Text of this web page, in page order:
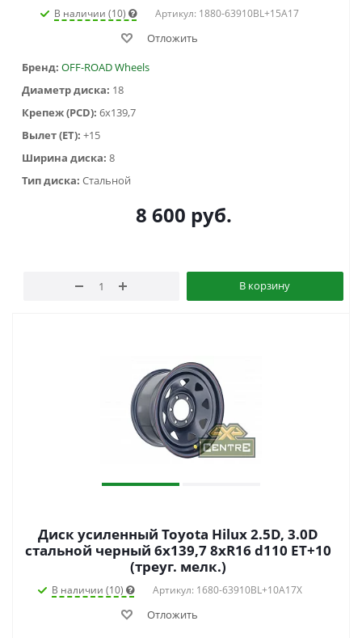
В наличии (10) Артикул: 1880-63910BL+15A17
Отложить
Бренд: OFF-ROAD Wheels
Диаметр диска: 18
Крепеж (PCD): 6x139,7
Вылет (ET): +15
Ширина диска: 8
Тип диска: Стальной
8 600 руб.
В корзину
Диск усиленный Toyota Hilux 2.5D, 3.0D
стальной черный 6x139,7 8xR16 d110 ET+10
(треуг. мелк.)
В наличии (10) Артикул: 1680-63910BL+10A17X
Отложить